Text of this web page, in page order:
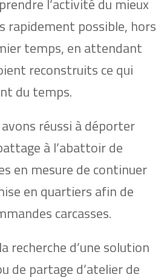
l’activité du mieux
rapidement possible, hors
temps, en attendant
reconstruits ce qui
du temps.
réussi à déporter
à l’abattoir de
en mesure de continuer
en quartiers afin de
carcasses.
recherche d’une solution
de partage d’atelier de